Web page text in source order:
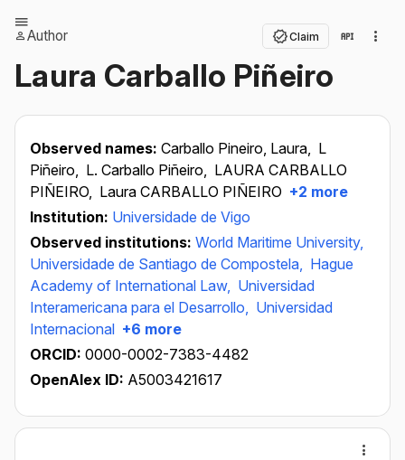
Author Claim
Laura Carballo Piñeiro
Observed names: Carballo Pineiro, Laura, L
Piñeiro, L. Carballo Piñeiro, LAURA CARBALLO
PIÑEIRO, Laura CARBALLO PIÑEIRO +2 more
Institution: Universidade de Vigo
Observed institutions: World Maritime University,
Universidade de Santiago de Compostela, Hague
Academy of International Law, Universidad
Interamericana para el Desarrollo, Universidad
Internacional +6 more
ORCID: 0000-0002-7383-4482
OpenAlex ID: A5003421617